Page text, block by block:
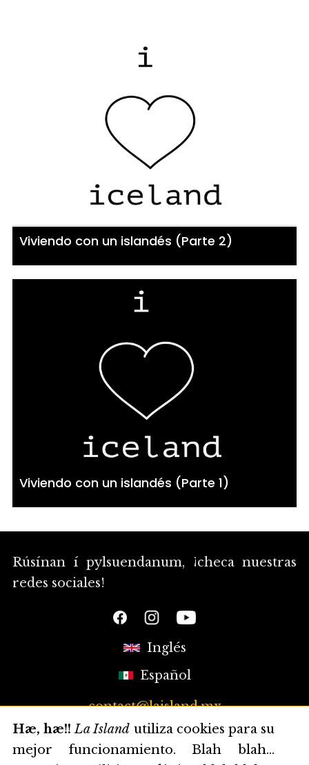
Viviendo con un islandés (Parte 2)
Viviendo con un islandés (Parte 1)
Rúsínan í pylsuendanum, ¡checa nuestras
redes sociales!
Inglés
Español
contact@laisland.mx
Hæ, hæ!! La Island utiliza cookies para su
mejor funcionamiento. Blah blah...